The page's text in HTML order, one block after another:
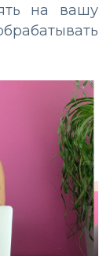
на вашу